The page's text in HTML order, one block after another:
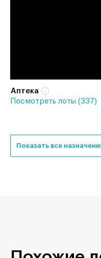
Аптека
Посмотреть лоты (337)
Показать все